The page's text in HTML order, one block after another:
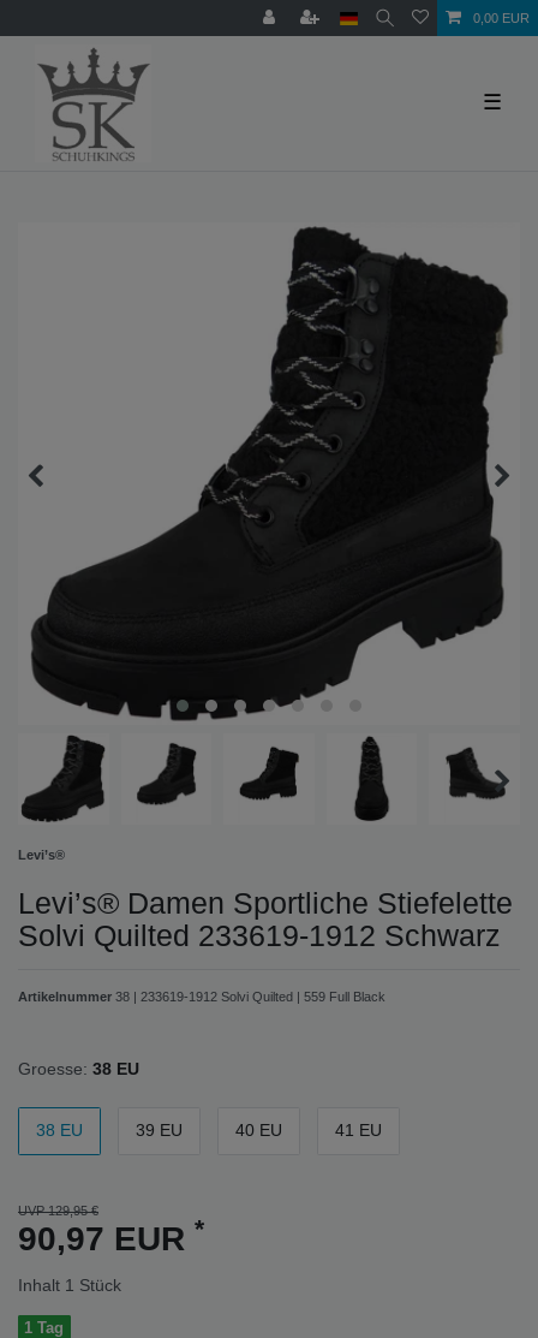
0,00 EUR
☰
Levi’s®
Levi’s® Damen Sportliche Stiefelette
Solvi Quilted 233619-1912 Schwarz
Artikelnummer 38 | 233619-1912 Solvi Quilted | 559 Full Black
Groesse: 38 EU
38 EU 39 EU 40 EU 41 EU
UVP 129,95 €
90,97 EUR *
Inhalt 1 Stück
1 Tag